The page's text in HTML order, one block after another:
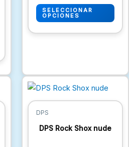
SELECCIONAR
OPCIONES
DPS
DPS Rock Shox nude